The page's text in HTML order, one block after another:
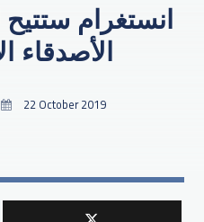
website:
انستغرام ستتيح
الأصدقاء
22 October 2019